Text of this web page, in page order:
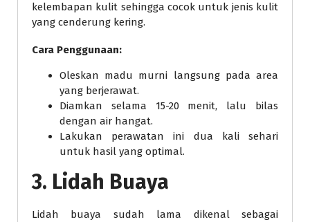
kelembapan kulit sehingga cocok untuk jenis kulit
yang cenderung kering.
Cara Penggunaan:
Oleskan madu murni langsung pada area
yang berjerawat.
Diamkan selama 15-20 menit, lalu bilas
dengan air hangat.
Lakukan perawatan ini dua kali sehari
untuk hasil yang optimal.
3. Lidah Buaya
Lidah buaya sudah lama dikenal sebagai